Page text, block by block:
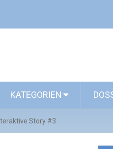
KATEGORIEN
Story #3